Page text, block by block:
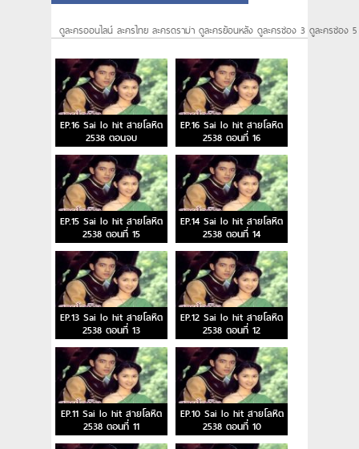
ดูละครออนไลน์ ละครไทย ละครดราม่า ดูละครย้อนหลัง ดูละครช่อง 3 ดูละครช่อง
EP.16 Sai lo hit สายโลหิต
2538 ตอนจบ
EP.16 Sai lo hit สายโลหิต
2538 ตอนที่ 16
EP.15 Sai lo hit สายโลหิต
2538 ตอนที่ 15
EP.14 Sai lo hit สายโลหิต
2538 ตอนที่ 14
EP.13 Sai lo hit สายโลหิต
2538 ตอนที่ 13
EP.12 Sai lo hit สายโลหิต
2538 ตอนที่ 12
EP.11 Sai lo hit สายโลหิต
2538 ตอนที่ 11
EP.10 Sai lo hit สายโลหิต
2538 ตอนที่ 10